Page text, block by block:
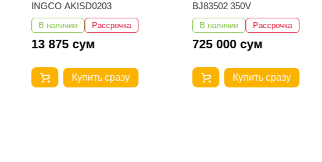
INGCO AKISD0203
В наличии Рассрочка
13 875 сум
Купить сразу
BJ83502 350V
В наличии Рассрочка
725 000 сум
Купить сразу